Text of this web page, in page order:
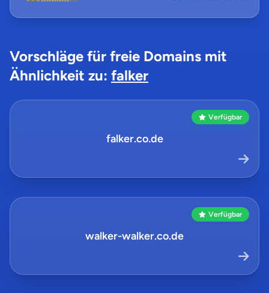
Vorschläge für freie Domains mit
Ähnlichkeit zu: falker
Verfügbar
falker.co.de
Verfügbar
walker-walker.co.de